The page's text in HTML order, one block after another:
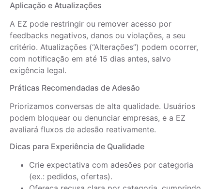
Aplicação e Atualizações
A EZ pode restringir ou remover acesso por
feedbacks negativos, danos ou violações, a seu
critério. Atualizações (“Alterações”) podem ocorrer,
com notificação em até 15 dias antes, salvo
exigência legal.
Práticas Recomendadas de Adesão
Priorizamos conversas de alta qualidade. Usuários
podem bloquear ou denunciar empresas, e a EZ
avaliará fluxos de adesão reativamente.
Dicas para Experiência de Qualidade
Crie expectativa com adesões por categoria
(ex.: pedidos, ofertas).